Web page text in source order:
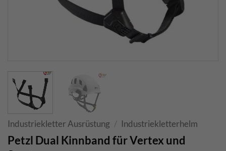
Industriekletter Ausrüstung / Industriekletterhelm
Petzl Dual Kinnband für Vertex und